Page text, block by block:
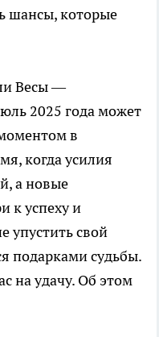
шансы, которые
Весы —
2025 года может
в
когда усилия
а новые
к успеху и
упустить свой
подарками судьбы.
на удачу. Об этом